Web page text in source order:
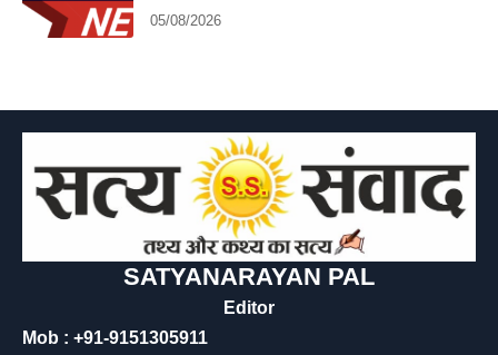
05/08/2026
SATYANARAYAN PAL
Editor
Mob : +91-9151305911